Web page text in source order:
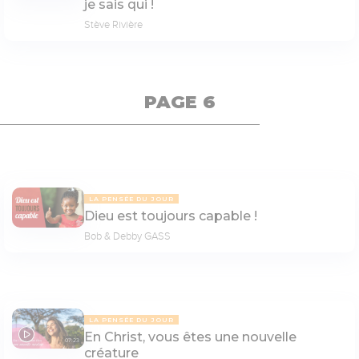
je sais qui !
Stève Rivière
PAGE 6
LA PENSÉE DU JOUR
Dieu est toujours capable !
Bob & Debby GASS
07:23
LA PENSÉE DU JOUR
En Christ, vous êtes une nouvelle
créature